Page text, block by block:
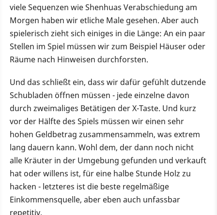
viele Sequenzen wie Shenhuas Verabschiedung am
Morgen haben wir etliche Male gesehen. Aber auch
spielerisch zieht sich einiges in die Länge: An ein paar
Stellen im Spiel müssen wir zum Beispiel Häuser oder
Räume nach Hinweisen durchforsten.
Und das schließt ein, dass wir dafür gefühlt dutzende
Schubladen öffnen müssen - jede einzelne davon
durch zweimaliges Betätigen der X-Taste. Und kurz
vor der Hälfte des Spiels müssen wir einen sehr
hohen Geldbetrag zusammensammeln, was extrem
lang dauern kann. Wohl dem, der dann noch nicht
alle Kräuter in der Umgebung gefunden und verkauft
hat oder willens ist, für eine halbe Stunde Holz zu
hacken - letzteres ist die beste regelmäßige
Einkommensquelle, aber eben auch unfassbar
repetitiv.